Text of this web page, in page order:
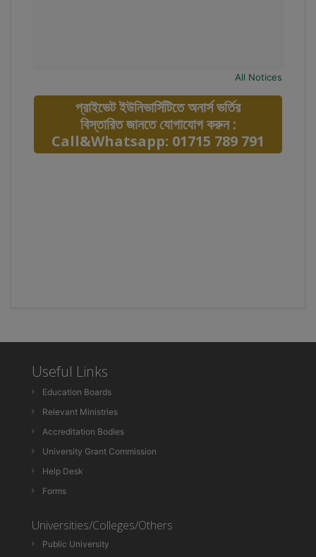
All Notices
প্রাইভেট ইউনিভার্সিটিতে অনার্স ভর্তির
বিস্তারিত জানতে যোগাযোগ করুন :
Call&Whatsapp: 01715 789 791
Useful Links
Education Boards
Relevant Ministries
Accreditation Bodies
University Grant Commission
Help Desk
Forms
Universities/Colleges/Others
Public University